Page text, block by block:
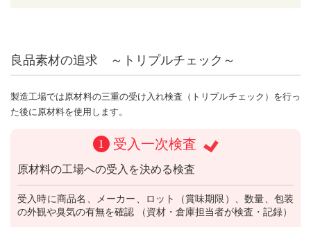
良品素材の追求 ～トリプルチェック～
製造工場では原材料の三重の受け入れ検査（トリプルチェック）を行っ
た後に原材料を使用します。
1 受入一次検査
原材料の工場への受入を決める検査
受入時に商品名、メーカー、ロット（賞味期限）、数量、包装
の外観や臭気の有無を確認 （資材・倉庫担当者が検査・記録）